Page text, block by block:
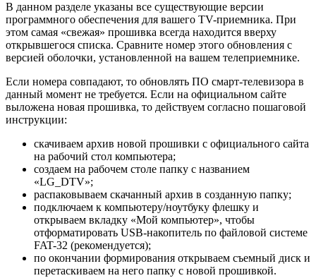
В данном разделе указаны все существующие версии
программного обеспечения для вашего TV-приемника. При
этом самая «свежая» прошивка всегда находится вверху
открывшегося списка. Сравните номер этого обновления с
версией оболочки, установленной на вашем телеприемнике.
Если номера совпадают, то обновлять ПО смарт-телевизора в
данный момент не требуется. Если на официальном сайте
выложена новая прошивка, то действуем согласно пошаговой
инструкции:
скачиваем архив новой прошивки с официального сайта
на рабочий стол компьютера;
создаем на рабочем столе папку с названием
«LG_DTV»;
распаковываем скачанный архив в созданную папку;
подключаем к компьютеру/ноутбуку флешку и
открываем вкладку «Мой компьютер», чтобы
отформатировать USB-накопитель по файловой системе
FAT-32 (рекомендуется);
по окончании формирования открываем съемный диск и
перетаскиваем на него папку с новой прошивкой.